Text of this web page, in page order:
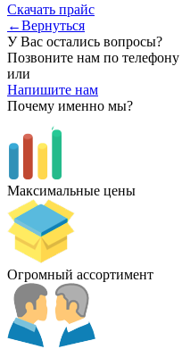
Скачать прайс
←Вернуться
У Вас остались вопросы?
Позвоните нам по телефону
или
Напишите нам
Почему именно мы?
Максимальные цены
Огромный ассортимент